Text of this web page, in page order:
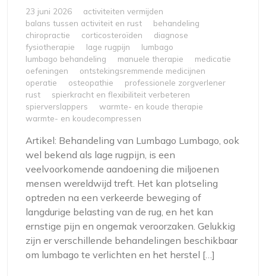
23 juni 2026
activiteiten vermijden
balans tussen activiteit en rust
behandeling
chiropractie
corticosteroïden
diagnose
fysiotherapie
lage rugpijn
lumbago
lumbago behandeling
manuele therapie
medicatie
oefeningen
ontstekingsremmende medicijnen
operatie
osteopathie
professionele zorgverlener
rust
spierkracht en flexibiliteit verbeteren
spierverslappers
warmte- en koude therapie
warmte- en koudecompressen
Artikel: Behandeling van Lumbago Lumbago, ook
wel bekend als lage rugpijn, is een
veelvoorkomende aandoening die miljoenen
mensen wereldwijd treft. Het kan plotseling
optreden na een verkeerde beweging of
langdurige belasting van de rug, en het kan
ernstige pijn en ongemak veroorzaken. Gelukkig
zijn er verschillende behandelingen beschikbaar
om lumbago te verlichten en het herstel […]